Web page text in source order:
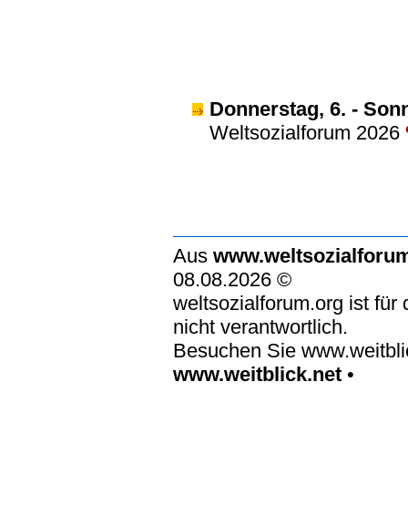
Donnerstag, 6. -
Weltsozialforum 2026
Aus
08.08.2026 ©
weltsozialforum.org ist für
nicht verantwortlich.
Besuchen Sie
www.weitblick.net •